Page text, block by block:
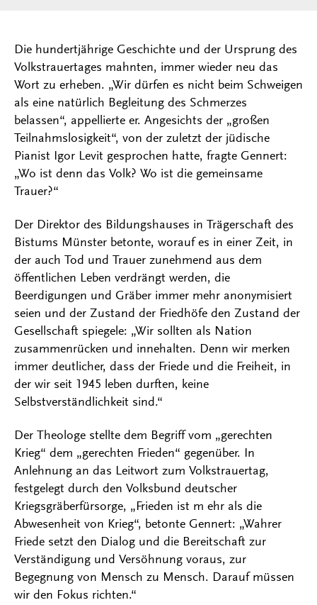
Die hundertjährige Geschichte und der Ursprung des
Volkstrauertages mahnten, immer wieder neu das
Wort zu erheben. „Wir dürfen es nicht beim Schweigen
als eine natürlich Begleitung des Schmerzes
belassen“, appellierte er. Angesichts der „großen
Teilnahmslosigkeit“, von der zuletzt der jüdische
Pianist Igor Levit gesprochen hatte, fragte Gennert:
„Wo ist denn das Volk? Wo ist die gemeinsame
Trauer?“
Der Direktor des Bildungshauses in Trägerschaft des
Bistums Münster betonte, worauf es in einer Zeit, in
der auch Tod und Trauer zunehmend aus dem
öffentlichen Leben verdrängt werden, die
Beerdigungen und Gräber immer mehr anonymisiert
seien und der Zustand der Friedhöfe den Zustand der
Gesellschaft spiegele: „Wir sollten als Nation
zusammenrücken und innehalten. Denn wir merken
immer deutlicher, dass der Friede und die Freiheit, in
der wir seit 1945 leben durften, keine
Selbstverständlichkeit sind.“
Der Theologe stellte dem Begriff vom „gerechten
Krieg“ dem „gerechten Frieden“ gegenüber. In
Anlehnung an das Leitwort zum Volkstrauertag,
festgelegt durch den Volksbund deutscher
Kriegsgräberfürsorge, „Frieden ist m ehr als die
Abwesenheit von Krieg“, betonte Gennert: „Wahrer
Friede setzt den Dialog und die Bereitschaft zur
Verständigung und Versöhnung voraus, zur
Begegnung von Mensch zu Mensch. Darauf müssen
wir den Fokus richten.“